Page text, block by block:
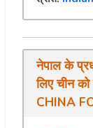
नेपाल के
लिए चीन
CHINA